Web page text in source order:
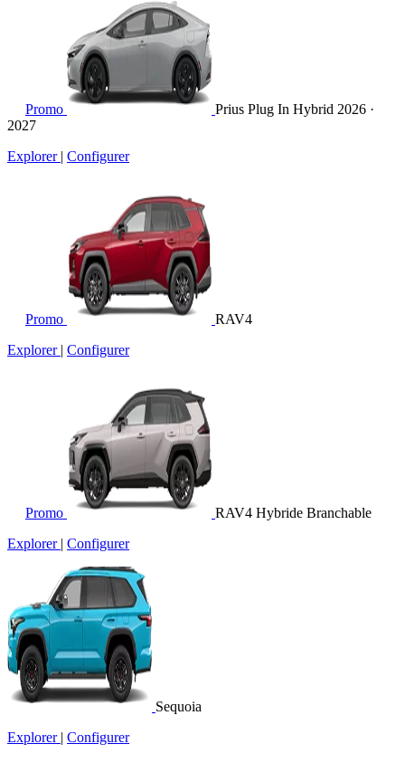
Promo Prius Plug In Hybrid 2026 ·
2027
Explorer | Configurer
Promo
RAV4
Explorer | Configurer
Promo
RAV4 Hybride Branchable
Explorer | Configurer
Sequoia
Explorer | Configurer